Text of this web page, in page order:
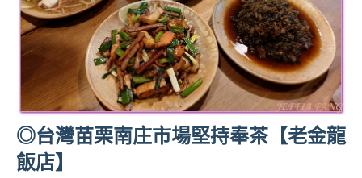
◎台灣苗栗南庄市場堅持奉茶【老金龍
飯店】